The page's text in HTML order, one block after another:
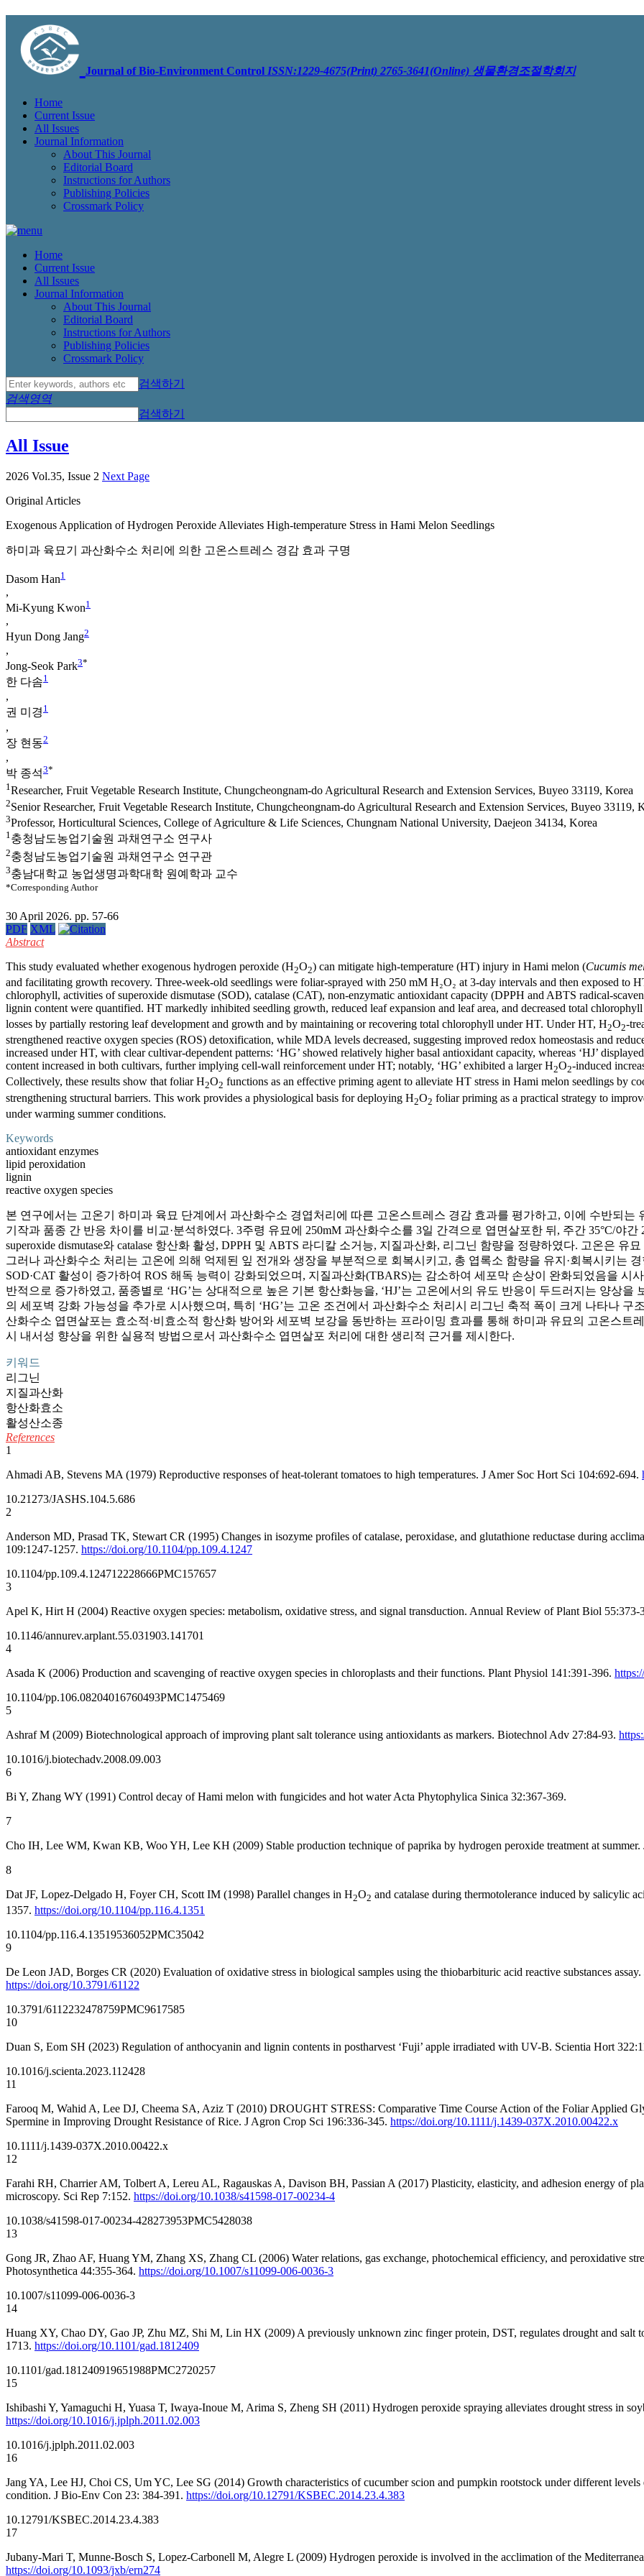
Journal of Bio-Environment Control ISSN:1229-4675(Print) 2765-3641(Online) 생물환경조절학회지
Home
Current Issue
All Issues
Journal Information
About This Journal
Editorial Board
Instructions for Authors
Publishing Policies
Crossmark Policy
Home
Current Issue
All Issues
Journal Information
About This Journal
Editorial Board
Instructions for Authors
Publishing Policies
Crossmark Policy
검색하기
검색영역
검색하기
All Issue
2026 Vol.35, Issue 2 Next Page
Original Articles
Exogenous Application of Hydrogen Peroxide Alleviates High-temperature Stress in Hami Melon Seedlings
하미과 육묘기 과산화수소 처리에 의한 고온스트레스 경감 효과 구명
Dasom Han1
,
Mi-Kyung Kwon1
,
Hyun Dong Jang2
,
Jong-Seok Park3*
한 다솜1
,
권 미경 1
,
장 현동2
,
박 종석3*
1Researcher, Fruit Vegetable Research Institute, Chungcheongnam-do Agricultural Research and Extension Services, Buyeo 33119, Korea
2Senior Researcher, Fruit Vegetable Research Institute, Chungcheongnam-do Agricultural Research and Extension Services, Buyeo 33119,
3Professor, Horticultural Sciences, College of Agriculture & Life Sciences, Chungnam National University, Daejeon 34134, Korea
1충청남도농업기술원 과채연구소 연구사
2충청남도농업기술원 과채연구소 연구관
3충남대학교 농업생명과학대학 원예학과 교수
*Corresponding Author
30 April 2026. pp. 57-66
PDF XML
Abstract
This study evaluated whether exogenous hydrogen peroxide (H2O2) can mitigate high-temperature (HT) injury in Hami melon (Cucumis
and facilitating growth recovery. Three-week-old seedlings were foliar-sprayed with 250 mM H₂O₂ at 3-day intervals and then exposed to
chlorophyll, activities of superoxide dismutase (SOD), catalase (CAT), non-enzymatic antioxidant capacity (DPPH and ABTS radical-
lignin content were quantified. HT markedly inhibited seedling growth, reduced leaf expansion and leaf area, and decreased total
losses by partially restoring leaf development and growth and by maintaining or recovering total chlorophyll under HT. Under HT, H2O2-
strengthened reactive oxygen species (ROS) detoxification, while MDA levels decreased, suggesting improved redox homeostasis and
increased under HT, with clear cultivar-dependent patterns: ‘HG’ showed relatively higher basal antioxidant capacity, whereas ‘HJ’
content increased in both cultivars, further implying cell-wall reinforcement under HT; notably, ‘HG’ exhibited a larger H2O2-induced
Collectively, these results show that foliar H2O2 functions as an effective priming agent to alleviate HT stress in Hami melon seedlings by
strengthening structural barriers. This work provides a physiological basis for deploying H2O2 foliar priming as a practical strategy to
under warming summer conditions.
Keywords
antioxidant enzymes
lipid peroxidation
lignin
reactive oxygen species
본 연구에서는 고온기 하미과 육묘 단계에서 과산화수소 경엽처리에 따른 고온스트레스 경감 효과를 평가하고, 이에 수반되는
기작과 품종 간 반응 차이를 비교·분석하였다. 3주령 유묘에 250mM 과산화수소를 3일 간격으로 엽면살포한 뒤, 주간 35°C/야
superoxide dismutase와 catalase 항산화 활성, DPPH 및 ABTS 라디칼 소거능, 지질과산화, 리그닌 함량을 정량하였다. 고온은
그러나 과산화수소 처리는 고온에 의해 억제된 잎 전개와 생장을 부분적으로 회복시키고, 총 엽록소 함량을 유지·회복시키는
SOD·CAT 활성이 증가하여 ROS 해독 능력이 강화되었으며, 지질과산화(TBARS)는 감소하여 세포막 손상이 완화되었음을 시
반적으로 증가하였고, 품종별로 ‘HG’는 상대적으로 높은 기본 항산화능을, ‘HJ’는 고온에서의 유도 반응이 두드러지는 양상
의 세포벽 강화 가능성을 추가로 시사했으며, 특히 ‘HG’는 고온 조건에서 과산화수소 처리시 리그닌 축적 폭이 크게 나타나
산화수소 엽면살포는 효소적·비효소적 항산화 방어와 세포벽 보강을 동반하는 프라이밍 효과를 통해 하미과 유묘의 고온스트
시 내서성 향상을 위한 실용적 방법으로서 과산화수소 엽면살포 처리에 대한 생리적 근거를 제시한다.
키워드
리그닌
지질과산화
항산화효소
활성산소종
References
1
Ahmadi AB, Stevens MA (1979) Reproductive responses of heat-tolerant tomatoes to high temperatures. J Amer Soc Hort Sci 104:692-694.
10.21273/JASHS.104.5.686
2
Anderson MD, Prasad TK, Stewart CR (1995) Changes in isozyme profiles of catalase, peroxidase, and glutathione reductase during
109:1247-1257. https://doi.org/10.1104/pp.109.4.1247
10.1104/pp.109.4.124712228666PMC157657
3
Apel K, Hirt H (2004) Reactive oxygen species: metabolism, oxidative stress, and signal transduction. Annual Review of Plant Biol 55:373-
10.1146/annurev.arplant.55.031903.141701
4
Asada K (2006) Production and scavenging of reactive oxygen species in chloroplasts and their functions. Plant Physiol 141:391-396.
10.1104/pp.106.08204016760493PMC1475469
5
Ashraf M (2009) Biotechnological approach of improving plant salt tolerance using antioxidants as markers. Biotechnol Adv 27:84-93.
10.1016/j.biotechadv.2008.09.003
6
Bi Y, Zhang WY (1991) Control decay of Hami melon with fungicides and hot water Acta Phytophylica Sinica 32:367-369.
7
Cho IH, Lee WM, Kwan KB, Woo YH, Lee KH (2009) Stable production technique of paprika by hydrogen peroxide treatment at
8
Dat JF, Lopez-Delgado H, Foyer CH, Scott IM (1998) Parallel changes in H2O2 and catalase during thermotolerance induced by salicylic
1357. https://doi.org/10.1104/pp.116.4.1351
10.1104/pp.116.4.13519536052PMC35042
9
De Leon JAD, Borges CR (2020) Evaluation of oxidative stress in biological samples using the thiobarbituric acid reactive substances
https://doi.org/10.3791/61122
10.3791/6112232478759PMC9617585
10
Duan S, Eom SH (2023) Regulation of anthocyanin and lignin contents in postharvest ‘Fuji’ apple irradiated with UV-B. Scientia Hort
10.1016/j.scienta.2023.112428
11
Farooq M, Wahid A, Lee DJ, Cheema SA, Aziz T (2010) DROUGHT STRESS: Comparative Time Course Action of the Foliar Applied
Spermine in Improving Drought Resistance of Rice. J Agron Crop Sci 196:336-345. https://doi.org/10.1111/j.1439-037X.2010.00422.x
10.1111/j.1439-037X.2010.00422.x
12
Farahi RH, Charrier AM, Tolbert A, Lereu AL, Ragauskas A, Davison BH, Passian A (2017) Plasticity, elasticity, and adhesion energy of
microscopy. Sci Rep 7:152. https://doi.org/10.1038/s41598-017-00234-4
10.1038/s41598-017-00234-428273953PMC5428038
13
Gong JR, Zhao AF, Huang YM, Zhang XS, Zhang CL (2006) Water relations, gas exchange, photochemical efficiency, and peroxidative
Photosynthetica 44:355-364. https://doi.org/10.1007/s11099-006-0036-3
10.1007/s11099-006-0036-3
14
Huang XY, Chao DY, Gao JP, Zhu MZ, Shi M, Lin HX (2009) A previously unknown zinc finger protein, DST, regulates drought and salt
1713. https://doi.org/10.1101/gad.1812409
10.1101/gad.181240919651988PMC2720257
15
Ishibashi Y, Yamaguchi H, Yuasa T, Iwaya-Inoue M, Arima S, Zheng SH (2011) Hydrogen peroxide spraying alleviates drought stress in
https://doi.org/10.1016/j.jplph.2011.02.003
10.1016/j.jplph.2011.02.003
16
Jang YA, Lee HJ, Choi CS, Um YC, Lee SG (2014) Growth characteristics of cucumber scion and pumpkin rootstock under different
condition. J Bio-Env Con 23: 384-391. https://doi.org/10.12791/KSBEC.2014.23.4.383
10.12791/KSBEC.2014.23.4.383
17
Jubany-Mari T, Munne-Bosch S, Lopez-Carbonell M, Alegre L (2009) Hydrogen peroxide is involved in the acclimation of the
https://doi.org/10.1093/jxb/ern274